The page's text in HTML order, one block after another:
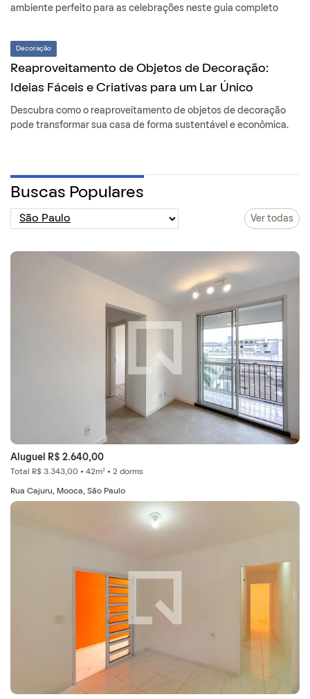
ambiente perfeito para as celebrações neste guia completo
Decoração
Reaproveitamento de Objetos de Decoração:
Ideias Fáceis e Criativas para um Lar Único
Descubra como o reaproveitamento de objetos de decoração
pode transformar sua casa de forma sustentável e econômica.
Buscas Populares
Ver todas
Aluguel R$ 2.640,00
Total R$ 3.343,00 • 42m² • 2 dorms
Rua Cajuru, Mooca, São Paulo